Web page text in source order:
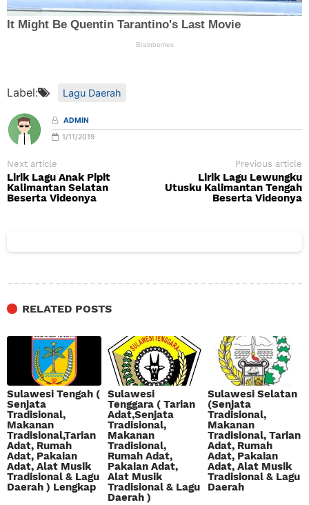
Label: Lagu Daerah
ADMIN
1/11/2019
Next article
Lirik Lagu Anak Pipit
Kalimantan Selatan
Beserta Videonya
Previous article
Lirik Lagu Lewungku
Utusku Kalimantan Tengah
Beserta Videonya
RELATED POSTS
Sulawesi Tengah (
Senjata
Tradisional,
Makanan
Tradisional,Tarian
Adat, Rumah
Adat, Pakaian
Adat, Alat Musik
Tradisional & Lagu
Daerah ) Lengkap
Sulawesi
Tenggara ( Tarian
Adat,Senjata
Tradisional,
Makanan
Tradisional,
Rumah Adat,
Pakaian Adat,
Alat Musik
Tradisional & Lagu
Daerah )
Sulawesi Selatan
(Senjata
Tradisional,
Makanan
Tradisional, Tarian
Adat, Rumah
Adat, Pakaian
Adat, Alat Musik
Tradisional & Lagu
Daerah